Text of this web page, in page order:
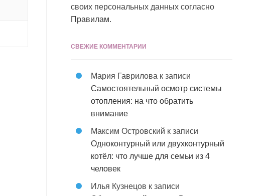
своих персональных данных согласно
Правилам.
СВЕЖИЕ КОММЕНТАРИИ
Мария Гаврилова к записи
Самостоятельный осмотр системы
отопления: на что обратить
внимание
Максим Островский к записи
Одноконтурный или двухконтурный
котёл: что лучше для семьи из 4
человек
Илья Кузнецов к записи